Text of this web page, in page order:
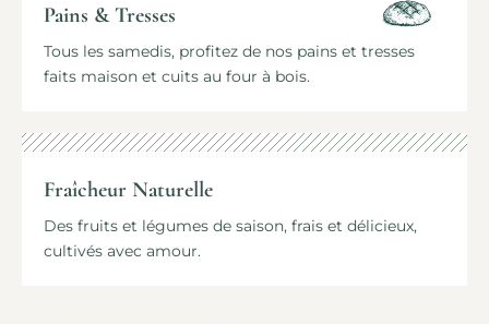
Pains & Tresses
Tous les samedis, profitez de nos pains et tresses
faits maison et cuits au four à bois.
Fraîcheur Naturelle
Des fruits et légumes de saison, frais et délicieux,
cultivés avec amour.